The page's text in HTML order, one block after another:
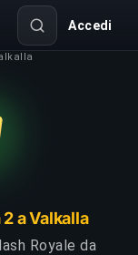
Accedi
a Valkalla
Royale da